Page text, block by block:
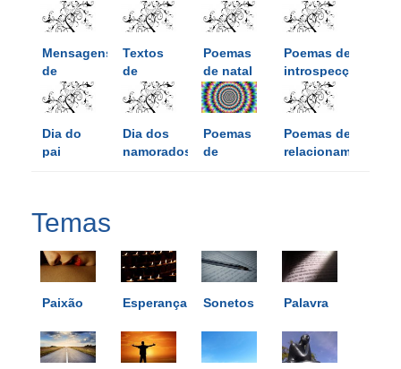
reflexão
Mensagens
de
desabafo
Textos
de
crítica
Poemas
de natal
Poemas de
introspecção
Dia do
pai
Dia dos
namorados
Poemas
de
Poemas de
relacionamentos
Temas
Paixão Esperança Sonetos Palavra